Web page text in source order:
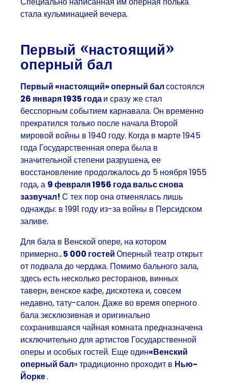
стала кульминацией вечера.
Первый «настоящий»
оперный бал
Первый «настоящий» оперный балсостоялся
26 января 1935 годаи сразу же стал
бесспорным событием карнавала. Он временно
прекратился только после начала Второй
мировой войны в 1940 году. Когда в марте 1945
года Государственная опера была в
значительной степени разрушена, ее
восстановление продолжалось до 5 ноября 1955
года, а 9 февраля 1956 года вальс снова
зазвучал! С тех пор она отменялась лишь
однажды: в 1991 году из-за войны в Персидском
заливе.
Для бала в Венской опере, на котором
примерно.. 5 000 гостейОперный театр открыт
от подвала до чердака. Помимо бального зала,
здесь есть несколько ресторанов, винных
таверн, венское кафе, дискотека и, совсем
недавно, тату-салон. Даже во время оперного
балаэксклюзивная и оригинально
сохранившаяся чайная комната предназначена
исключительно для артистов Государственной
оперы и особых гостей. Еще один«Венский
оперный бал» традиционно проходит в Нью-
Йорке.